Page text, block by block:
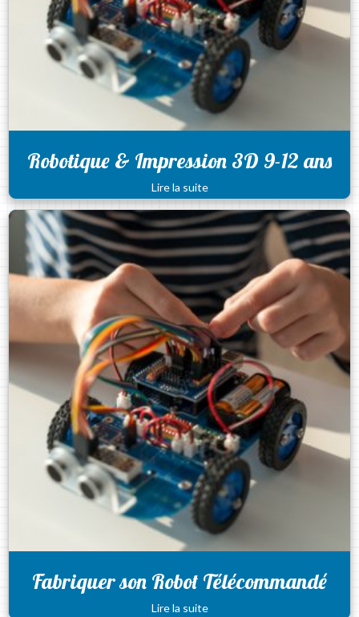
Robotique & Impression 3D 9-12 ans
Lire la suite
Fabriquer son Robot Télécommandé
Lire la suite